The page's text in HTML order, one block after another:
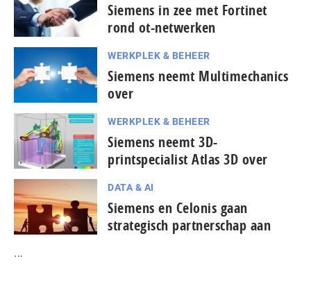
Siemens in zee met Fortinet
rond ot-netwerken
WERKPLEK & BEHEER
Siemens neemt Multimechanics
over
WERKPLEK & BEHEER
Siemens neemt 3D-
printspecialist Atlas 3D over
DATA & AI
Siemens en Celonis gaan
strategisch partnerschap aan
...